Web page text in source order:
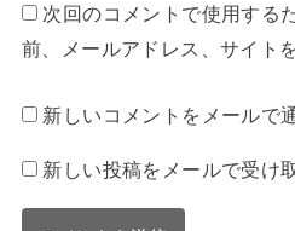
次回のコメントで使用する
前、メールアドレス、サイト
新しいコメントをメールで
新しい投稿をメールで受け